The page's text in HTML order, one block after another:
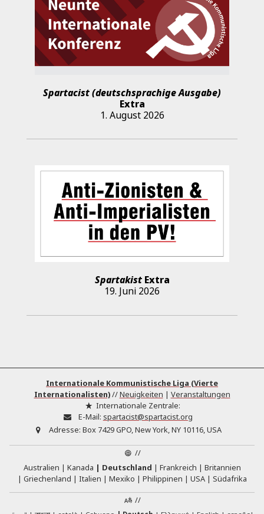
Spartacist (deutschsprachige Ausgabe)
Extra
1. August 2026
SpartakistExtra
19. Juni 2026
Internationale Kommunistische Liga (Vierte
Internationalisten)//Neuigkeiten | Veranstaltungen
Internationale Zentrale:
E-Mail: spartacist@spartacist.org
Adresse: Box 7429 GPO, New York, NY 10116, USA
//
Australien
Kanada Deutschland Frankreich
Britannien
Griechenland
Italien Mexiko Philippinen USA
Südafrika
//